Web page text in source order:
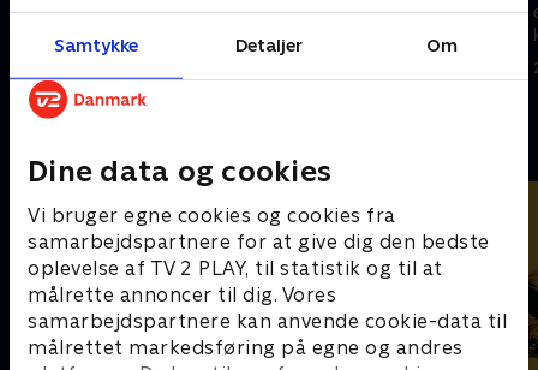
Samtykke Detaljer Om
Dine data og cookies
Vi bruger egne cookies og cookies fra
samarbejdspartnere for at give dig den bedste
oplevelse af TV 2 PLAY, til statistik og til at
målrette annoncer til dig. Vores
samarbejdspartnere kan anvende cookie-data til
målrettet markedsføring på egne og andres
Sandy for første gang.
25. august 2023 • 22 min
at imponere Sandy revner hans